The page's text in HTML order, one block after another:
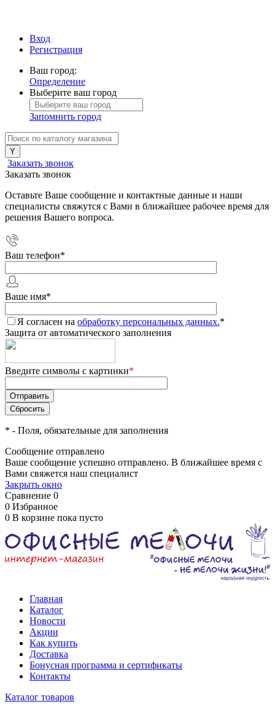
Вход
Регистрация
Ваш город:
Определение
Выберите ваш город
Запомнить город
Заказать звонок
Заказать звонок
Оставьте Ваше сообщение и контактные данные и наши
специалисты свяжутся с Вами в ближайшее рабочее время для
решения Вашего вопроса.
Ваш телефон*
Ваше имя*
Я согласен на обработку персональных данных.*
Защита от автоматического заполнения
Введите символы с картинки*
* - Поля, обязательные для заполнения
Сообщение отправлено
Ваше сообщение успешно отправлено. В ближайшее время с
Вами свяжется наш специалист
Закрыть окно
Сравнение 0
0 Избранное
0 В корзине пока пусто
Главная
Каталог
Новости
Акции
Как купить
Доставка
Бонусная программа и сертификаты
Контакты
Каталог товаров